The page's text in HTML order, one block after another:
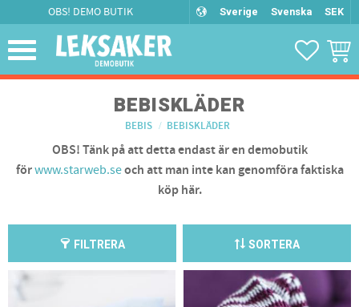
OBS! DEMO BUTIK Sverige Svenska SEK
BEBISKLÄDER
BEBIS BEBISKLÄDER
OBS! Tänk på att detta endast är en demobutik
förwww.starweb.seoch att man inte kan genomföra faktiska
köp här.
FILTRERA SORTERA